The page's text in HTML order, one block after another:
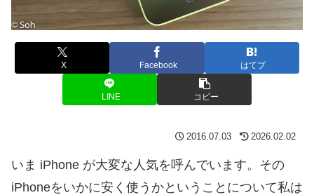
X Facebook はてブ
LINE コピー
2016.07.03 2026.02.02
いま iPhone が大変な人気を呼んでいます。その
iPhoneをいかに安く使うかということについて私は